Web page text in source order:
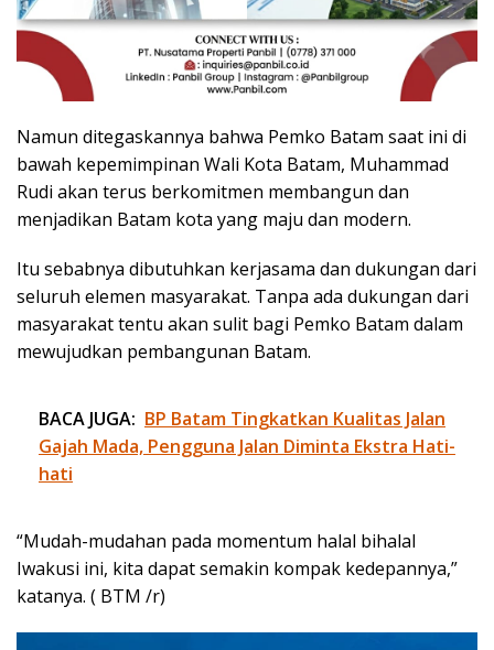
Namun ditegaskannya bahwa Pemko Batam saat ini di
bawah kepemimpinan Wali Kota Batam, Muhammad
Rudi akan terus berkomitmen membangun dan
menjadikan Batam kota yang maju dan modern.
Itu sebabnya dibutuhkan kerjasama dan dukungan dari
seluruh elemen masyarakat. Tanpa ada dukungan dari
masyarakat tentu akan sulit bagi Pemko Batam dalam
mewujudkan pembangunan Batam.
BACA JUGA: BP Batam Tingkatkan Kualitas Jalan
Gajah Mada, Pengguna Jalan Diminta Ekstra Hati-
hati
“Mudah-mudahan pada momentum halal bihalal
Iwakusi ini, kita dapat semakin kompak kedepannya,”
katanya. ( BTM /r)